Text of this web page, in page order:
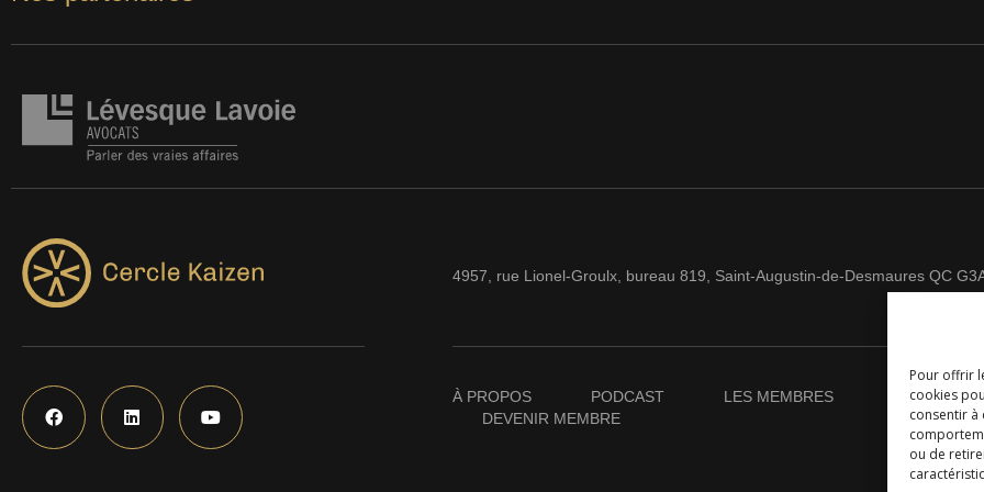
Pour offrir
cookies
consentir à
ou de
4957, rue Lionel-Groulx, bureau 819, Saint-Augustin-de-Desmaures QC
À PROPOS PODCAST LES MEMBRES NOUVELLES
DEVENIR MEMBRE